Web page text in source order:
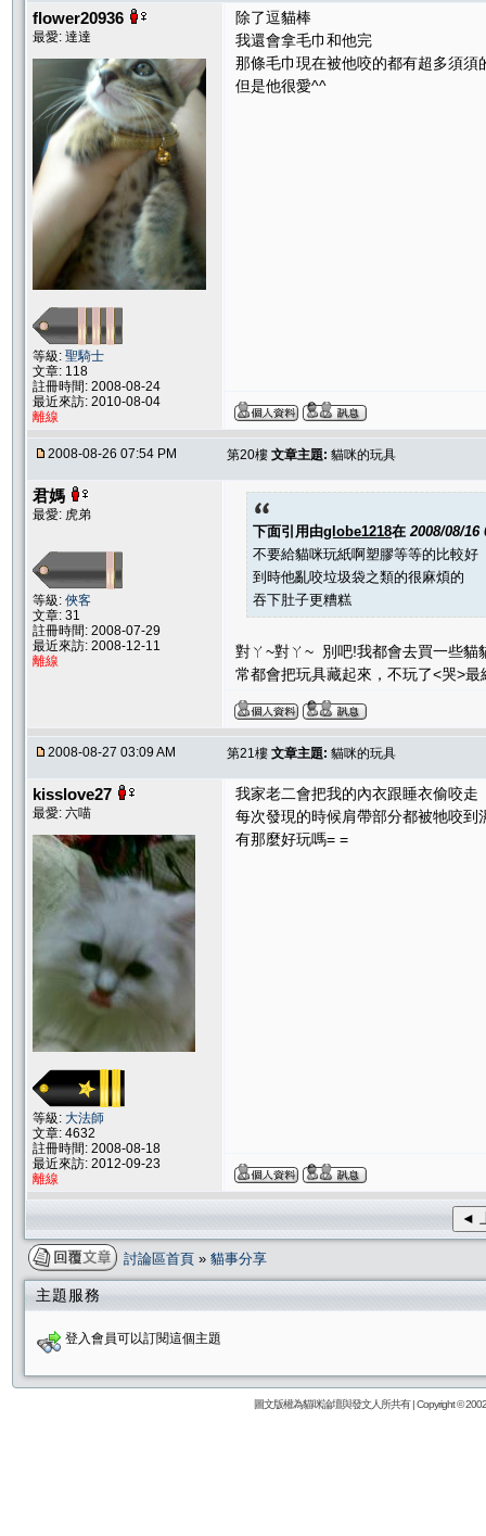
flower20936
最愛: 達達
等級: 聖騎士
文章: 118
註冊時間: 2008-08-24
最近來訪: 2010-08-04
離線
除了逗貓棒
我還會拿毛巾和他完
那條毛巾現在被他咬的都有超多須須
但是他很愛^^
2008-08-26 07:54 PM 第20樓 文章主題: 貓咪的玩具
君媽
最愛: 虎弟
等級: 俠客
文章: 31
註冊時間: 2008-07-29
最近來訪: 2008-12-11
離線
下面引用由globe1218在 2008/08/16
不要給貓咪玩紙啊塑膠等等的比較好
到時他亂咬垃圾袋之類的很麻煩的
吞下肚子更糟糕
對ㄚ~對ㄚ~ 別吧!我都會去買一些貓
常都會把玩具藏起來，不玩了<哭>
2008-08-27 03:09 AM 第21樓 文章主題: 貓咪的玩具
kisslove27
最愛: 六喵
等級: 大法師
文章: 4632
註冊時間: 2008-08-18
最近來訪: 2012-09-23
離線
我家老二會把我的內衣跟睡衣偷咬走
每次發現的時候肩帶部分都被牠咬到
有那麼好玩嗎= =
◄
討論區首頁 » 貓事分享
主題服務
登入會員可以訂閱這個主題
圖文版權為貓咪論壇與發文人所共有 | Copyright ©